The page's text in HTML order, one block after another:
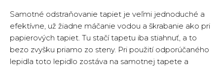
Samotné odstraňovanie tapiet je veľmi jednoduché a
efektívne, už žiadne máčanie vodou a škrabanie ako pri
papierových tapiet. Tu stačí tapetu iba stiahnuť, a to
bezo zvyšku priamo zo steny. Pri použití odporúčaného
lepidla toto lepidlo zostáva na samotnej tapete a